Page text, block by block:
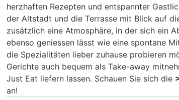
herzhaften Rezepten und entspannter
der Altstadt und die Terrasse mit Blick auf
zusätzlich eine Atmosphäre, in der sich ein
ebenso geniessen lässt wie eine spontane
die Spezialitäten lieber zuhause probieren
Gerichte auch bequem als Take-away
Just Eat liefern lassen. Schauen Sie sich die
an!